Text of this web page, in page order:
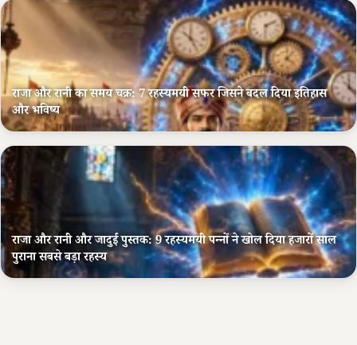
राजा और रानी का समय चक्र: 7 रहस्यमयी सफर जिसने बदल दिया इतिहास
और भविष्य
राजा और रानी और जादुई पुस्तक: 9 रहस्यमयी पन्नों ने खोल दिया हजारों साल
पुराना सबसे बड़ा रहस्य